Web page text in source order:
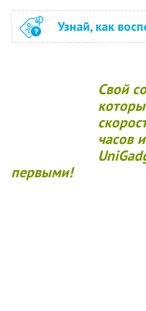
Узнай, как
Свой
часов
первыми!